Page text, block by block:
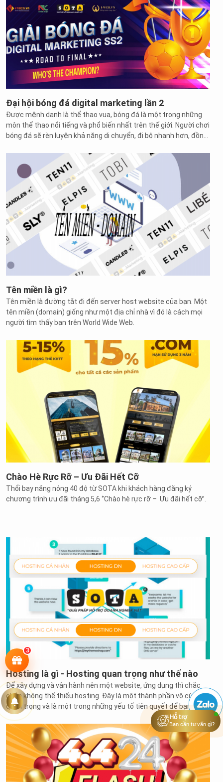
3
Đại hội bóng đá digital marketing lần 2
Được mệnh danh là thể thao vua, bóng đá là một trong những
môn thể thao nổi tiếng và phổ biến nhất trên thế giới. Người chơi
bóng đá sẽ rèn luyện khả năng di chuyển, đi bộ nhanh hơn, đồng
không chỉ tốt cho sức khỏe nam giới mà ngày nay có rất nhiều
cô gái cũng theo đuổi bộ môn này.
Tên miền là gì?
Tên miền là đường tắt đi đến server host website của bạn. Một
tên miền (domain) giống như một địa chỉ nhà vì đó là cách mọi
người tìm thấy bạn trên World Wide Web.
Chào Hè Rực Rỡ – Ưu Đãi Hết Cỡ
Thổi bay nắng nóng 40 độ từ SOTA khi khách hàng đăng ký
chương trình ưu đãi tháng 5,6 ‘’Chào hè rực rỡ – Ưu đãi hết cỡ’’.
Hosting là gì - Hosting quan trọng như thế nào
Để xây dựng và vận hành nên một website, ứng dụng thì chắc
chắn không thể thiếu hosting. Đây là một thành phần vô cùng
quan trọng và là một trong những yếu tố tiên quyết để bạn có
thể bắt tay vào việc xây dựng một website và ứng dụng thành
công, hiệu quả.
Hỗ trợ
Bạn cần tư vấn gì?
Tuyển
dụng